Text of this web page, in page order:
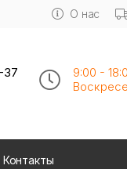
О нас
37
9:00 -
Контакты